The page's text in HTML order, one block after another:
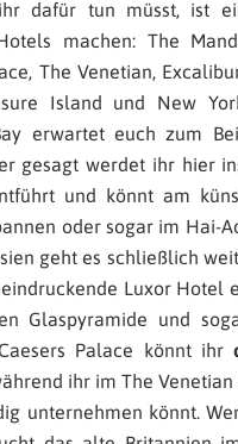
dafür tun müsst, ist
machen: The
The Venetian,
Island und New
erwartet euch zum
gesagt werdet ihr hier
und könnt am
oder sogar im Hai-
geht es schließlich
Luxor Hotel
Glaspyramide und
Palace könnt ihr
ihr im The
unternehmen könnt.